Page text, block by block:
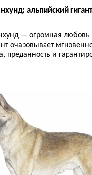
альпийский
— огромная любовь
очаровывает
преданность и